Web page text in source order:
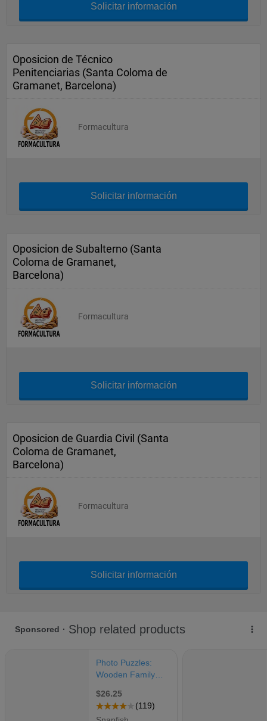
Solicitar información
Oposicion de Técnico
Penitenciarias (Santa Coloma de
Gramanet, Barcelona)
Formacultura
Solicitar información
Oposicion de Subalterno (Santa
Coloma de Gramanet,
Barcelona)
Formacultura
Solicitar información
Oposicion de Guardia Civil (Santa
Coloma de Gramanet,
Barcelona)
Formacultura
Solicitar información